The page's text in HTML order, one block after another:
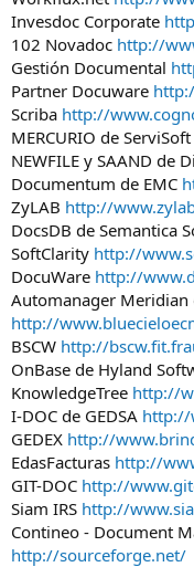
Invesdoc Corporate
102 Novadoc http://
Gestión Documental
Partner Docuware
Scriba http://
MERCURIO de ServiSoft
NEWFILE y SAAND de
Documentum de EMC
ZyLAB http://
DocsDB de Semantica
SoftClarity http://
DocuWare http://
Automanager Meridian
http://
BSCW http://
OnBase de Hyland
KnowledgeTree http://
I-DOC de GEDSA http://
GEDEX http://
EdasFacturas http://
GIT-DOC http://
Siam IRS http://
Contineo - Document
http://sourceforge.net/